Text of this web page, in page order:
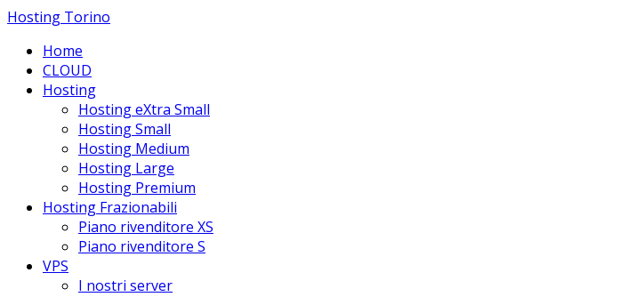
Hosting Torino
Home
CLOUD
Hosting
Hosting eXtra Small
Hosting Small
Hosting Medium
Hosting Large
Hosting Premium
Hosting Frazionabili
Piano rivenditore XS
Piano rivenditore S
VPS
I nostri server